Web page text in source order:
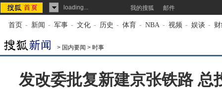
loading... 我的搜狐 邮件
首页 - 新闻 - 军事 - 文化 - 历史 - 体育 - NBA - 视频 - 娱谈 -
> 国内要闻 > 时事
发改委批复新建京张铁路 总